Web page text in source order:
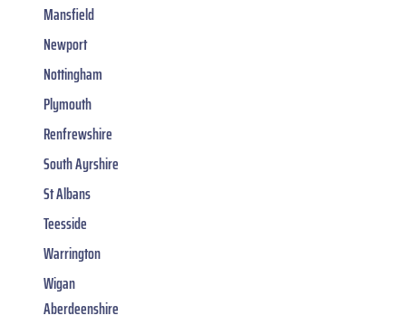
Mansfield
Newport
Nottingham
Plymouth
Renfrewshire
South Ayrshire
St Albans
Teesside
Warrington
Wigan
Aberdeenshire